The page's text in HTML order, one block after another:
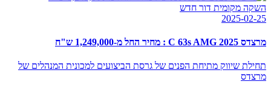
השקה מקומית דור חדש
2025-02-25
מרצדס C 63s AMG 2025 : מחיר החל מ-1,249,000 ש"ח
תחילת שיווק מתיחת הפנים של גרסת הביצועים למכונית המנהלים של
מרצדס